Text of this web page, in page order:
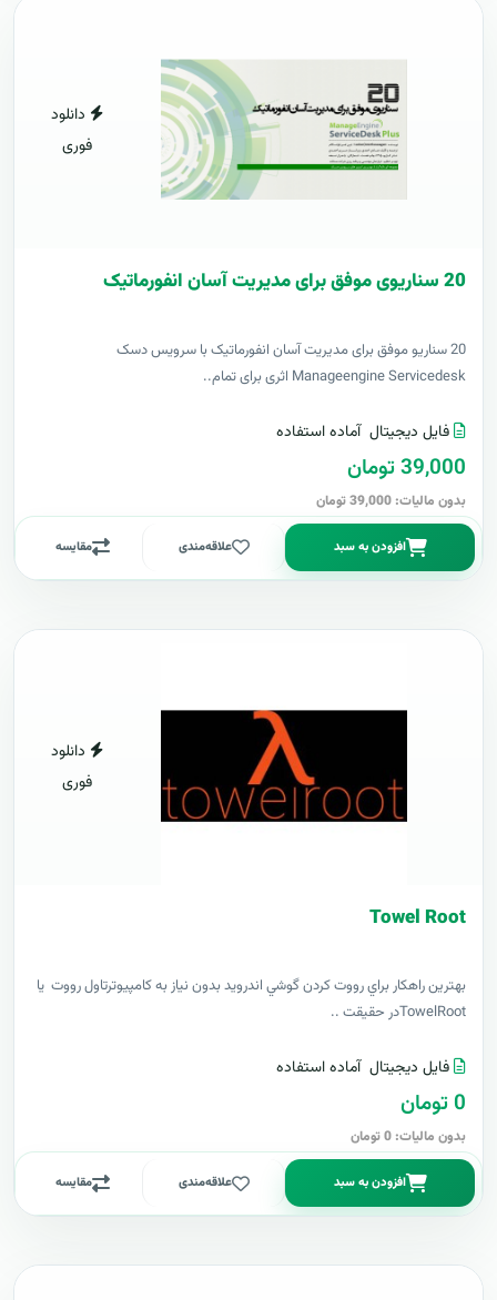
دانلود
فوری
20 سناریوی موفق برای مدیریت آسان انفورماتیک
20 سناریو موفق برای مدیریت آسان انفورماتیک با سرویس دسک
Manageengine Servicedesk اثری برای تمام..
فایل دیجیتال آماده استفاده
39,000 تومان
بدون مالیات: 39,000 تومان
افزودن به سبد علاقه‌مندی مقایسه
دانلود
فوری
Towel Root
بهترين راهکار براي رووت کردن گوشي اندرويد بدون نياز به کامپيوترتاول رووت يا
TowelRootدر حقيقت ..
فایل دیجیتال آماده استفاده
0 تومان
بدون مالیات: 0 تومان
افزودن به سبد علاقه‌مندی مقایسه